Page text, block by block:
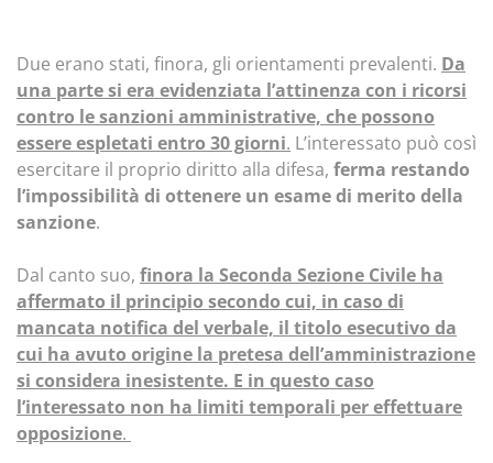
Due erano stati, finora, gli orientamenti prevalenti. Da
una parte si era evidenziata l’attinenza con i ricorsi
contro le sanzioni amministrative, che possono
essere espletati entro 30 giorni. L’interessato può così
esercitare il proprio diritto alla difesa, ferma restando
l’impossibilità di ottenere un esame di merito della
sanzione.
Dal canto suo, finora la Seconda Sezione Civile ha
affermato il principio secondo cui, in caso di
mancata notifica del verbale, il titolo esecutivo da
cui ha avuto origine la pretesa dell’amministrazione
si considera inesistente. E in questo caso
l’interessato non ha limiti temporali per effettuare
opposizione.